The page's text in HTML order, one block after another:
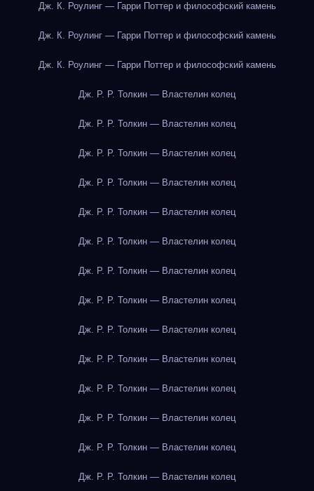
Дж. К. Роулинг — Гарри Поттер и философский камень
Дж. К. Роулинг — Гарри Поттер и философский камень
Дж. К. Роулинг — Гарри Поттер и философский камень
Дж. Р. Р. Толкин — Властелин колец
Дж. Р. Р. Толкин — Властелин колец
Дж. Р. Р. Толкин — Властелин колец
Дж. Р. Р. Толкин — Властелин колец
Дж. Р. Р. Толкин — Властелин колец
Дж. Р. Р. Толкин — Властелин колец
Дж. Р. Р. Толкин — Властелин колец
Дж. Р. Р. Толкин — Властелин колец
Дж. Р. Р. Толкин — Властелин колец
Дж. Р. Р. Толкин — Властелин колец
Дж. Р. Р. Толкин — Властелин колец
Дж. Р. Р. Толкин — Властелин колец
Дж. Р. Р. Толкин — Властелин колец
Дж. Р. Р. Толкин — Властелин колец